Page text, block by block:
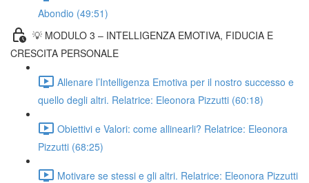
Abondio (49:51)
💡 MODULO 3 – INTELLIGENZA EMOTIVA, FIDUCIA E
CRESCITA PERSONALE
Allenare l’Intelligenza Emotiva per il nostro successo e
quello degli altri. Relatrice: Eleonora Pizzutti (60:18)
Obiettivi e Valori: come allinearli? Relatrice: Eleonora
Pizzutti (68:25)
Motivare se stessi e gli altri. Relatrice: Eleonora Pizzutti